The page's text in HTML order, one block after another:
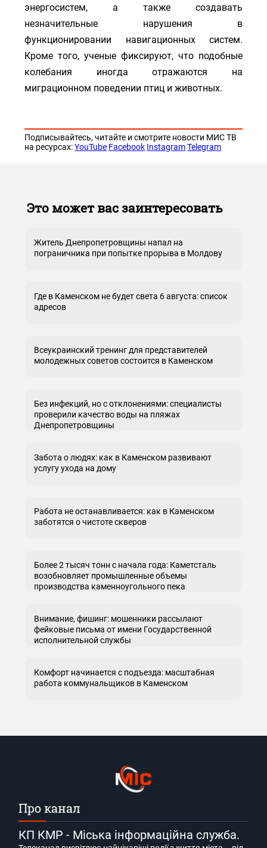
энергосистем, а также создавать
незначительные нарушения в
функционировании навигационных систем.
Кроме того, ученые фиксируют, что подобные
колебания иногда отражаются на
миграционном поведении птиц и животных.
Подписывайтесь, читайте и смотрите новости МИС ТВ
на ресурсах:YouTube Facebook Instagram Telegram
Это может вас заинтересовать
Житель Днепропетровщины напал на
пограничника при попытке прорыва в Молдову
Где в Каменском не будет света 6 августа: список
адресов
Всеукраинский тренинг для представителей
молодежных советов состоится в Каменском
Без инфекций, но с отклонениями: специалисты
проверили качество воды на пляжах
Днепропетровщины
Забота о людях: как в Каменском развивают
услугу ухода на дому
Работа не останавливается: как в Каменском
заботятся о чистоте скверов
Более 2 тысяч тонн с начала года: Каметсталь
возобновляет промышленные объемы
производства каменноугольного пека
Внимание, фишинг: мошенники рассылают
фейковые письма от имени Государственной
исполнительной службы
Комфорт начинается с подъезда: масштабная
работа коммунальщиков в Каменском
Про канал
КП КМР - Міська інформаційна служба.